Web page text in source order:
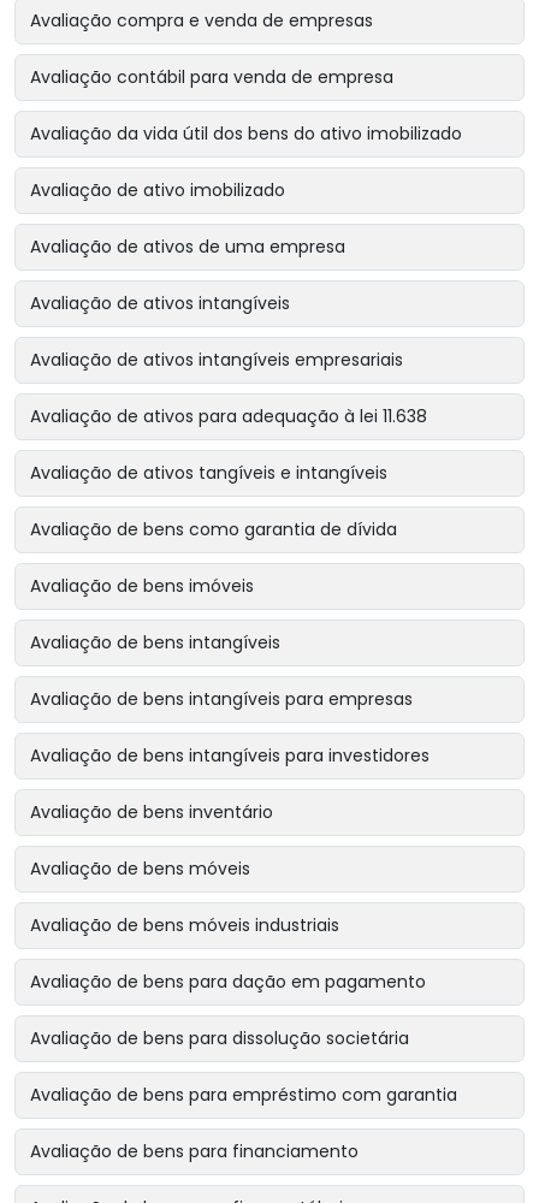
Avaliação compra e venda de empresas
Avaliação contábil para venda de empresa
Avaliação da vida útil dos bens do ativo imobilizado
Avaliação de ativo imobilizado
Avaliação de ativos de uma empresa
Avaliação de ativos intangíveis
Avaliação de ativos intangíveis empresariais
Avaliação de ativos para adequação à lei 11.638
Avaliação de ativos tangíveis e intangíveis
Avaliação de bens como garantia de dívida
Avaliação de bens imóveis
Avaliação de bens intangíveis
Avaliação de bens intangíveis para empresas
Avaliação de bens intangíveis para investidores
Avaliação de bens inventário
Avaliação de bens móveis
Avaliação de bens móveis industriais
Avaliação de bens para dação em pagamento
Avaliação de bens para dissolução societária
Avaliação de bens para empréstimo com garantia
Avaliação de bens para financiamento